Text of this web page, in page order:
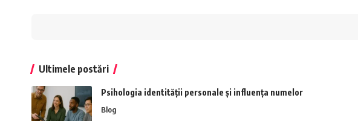
Ultimele postări
Psihologia identității personale și influența numelor
Blog